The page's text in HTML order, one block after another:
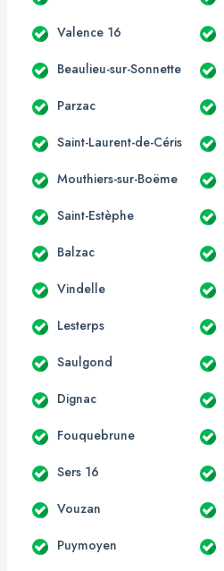
Valence 16
Beaulieu-sur-Sonnette
Parzac
Saint-Laurent-de-Céris
Mouthiers-sur-Boëme
Saint-Estèphe
Balzac
Vindelle
Lesterps
Saulgond
Dignac
Fouquebrune
Sers 16
Vouzan
Puymoyen